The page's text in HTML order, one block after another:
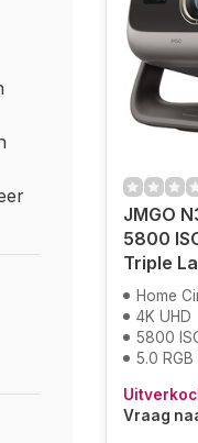
JMGO
5800
Triple
Home
4K UHD
5800
5.0
Vraag